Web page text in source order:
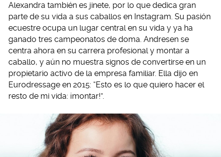
Alexandra también es jinete, por lo que dedica gran
parte de su vida a sus caballos en Instagram. Su pasión
ecuestre ocupa un lugar central en su vida y ya ha
ganado tres campeonatos de doma. Andresen se
centra ahora en su carrera profesional y montar a
caballo, y aún no muestra signos de convertirse en un
propietario activo de la empresa familiar. Ella dijo en
Eurodressage en 2015: “Esto es lo que quiero hacer el
resto de mi vida: ¡montar!”.